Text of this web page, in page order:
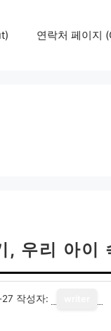
연락처 페이지
, 우리 아이
작성자: